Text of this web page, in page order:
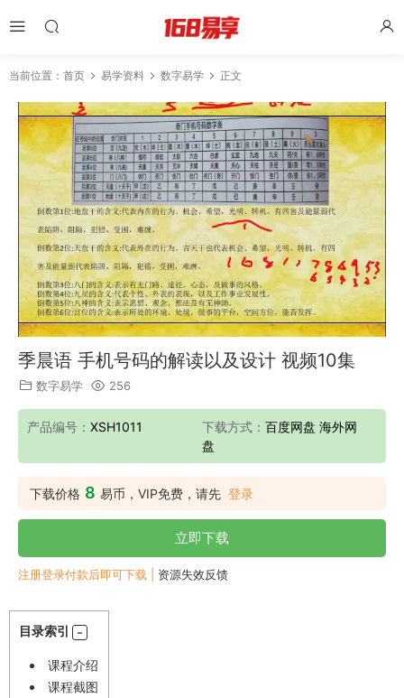
当前位置： 首页 易学资料 数字易学 正文
季晨语 手机号码的解读以及设计 视频10集
数字易学 256
产品编号： XSH1011 下载方式： 百度网盘 海外网
盘
下载价格 8 易币，VIP免费，请先 登录
立即下载
注册登录付款后即可下载 | 资源失效反馈
目录索引
课程介绍
课程截图